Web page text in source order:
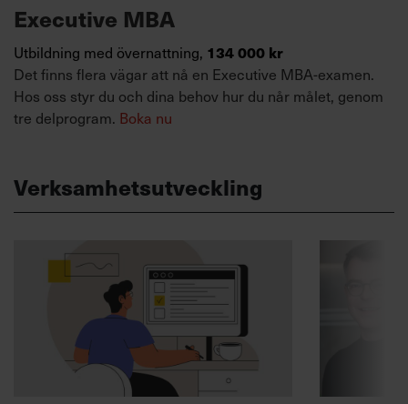
Executive MBA
Utbildning med övernattning, 134 000 kr
Det finns flera vägar att nå en Executive MBA-examen.
Hos oss styr du och dina behov hur du når målet, genom
tre delprogram. Boka nu
Verksamhetsutveckling